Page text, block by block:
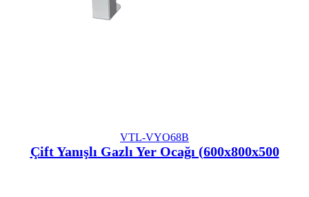
VTL-VYO68B
Çift Yanışlı Gazlı Yer Ocağı (600x800x500